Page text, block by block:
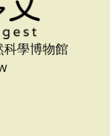
科學博物館